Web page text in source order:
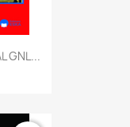
GNL...